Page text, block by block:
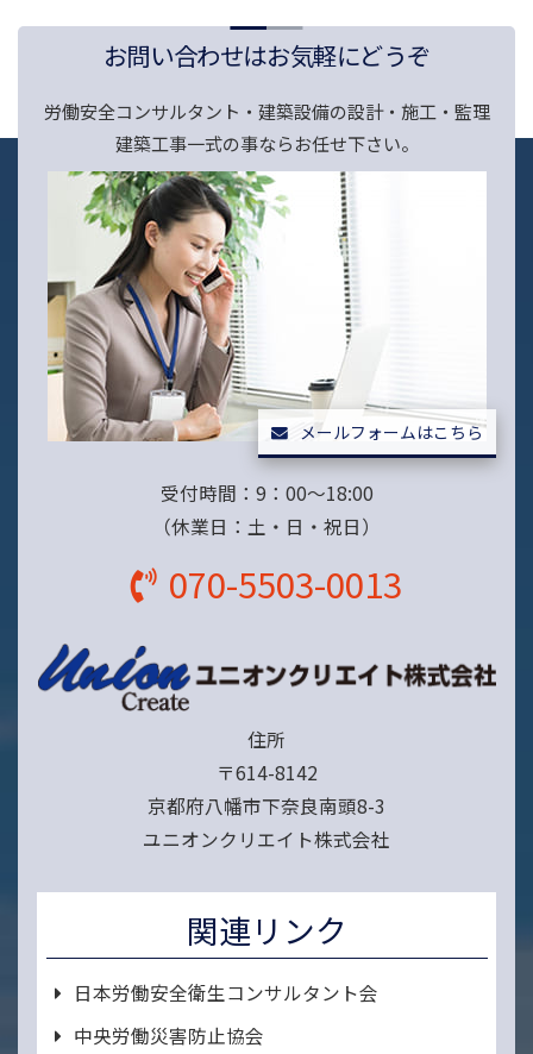
お問い合わせはお気軽にどうぞ
労働安全コンサルタント・建築設備の設計・施工・監理
建築工事一式の事ならお任せ下さい。
メールフォームはこちら
受付時間：9：00～18:00
（休業日：土・日・祝日）
070-5503-0013
住所
〒614-8142
京都府八幡市下奈良南頭8-3
ユニオンクリエイト株式会社
関連リンク
日本労働安全衛生コンサルタント会
中央労働災害防止協会